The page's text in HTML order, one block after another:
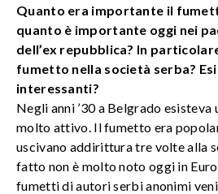
Quanto era importante il
quanto è importante oggi nei
dell’ex repubblica? In
fumetto nella società serba?
interessanti?
Negli anni ’30 a Belgrado
molto attivo. Il fumetto era
uscivano addirittura tre volte alla
fatto non è molto noto oggi in
fumetti di autori serbi anonimi